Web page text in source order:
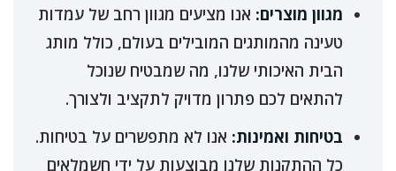
מגוון מוצרים: אנו מציעים מגוון רחב של עמדות
טעינה מהמותגים המובילים בעולם, כולל מותג
הבית האיכותי שלנו, מה שמבטיח שנוכל
להתאים לכם פתרון מדויק לתקציב ולצורך.
בטיחות ואמינות: אנו לא מתפשרים על בטיחות.
כל ההתקנות שלנו מבוצעות על ידי חשמלאים